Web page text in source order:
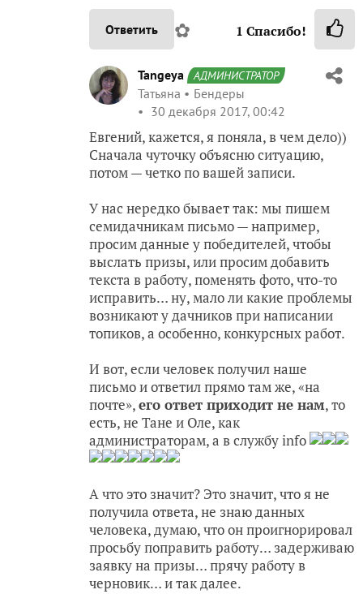
Ответить ✿ 1 Спасибо!
Tangeya АДМИНИСТРАТОР
Татьяна
Бендеры
30 декабря 2017, 00:42
Евгений, кажется, я поняла, в чем дело))
Сначала чуточку объясню ситуацию,
потом — четко по вашей записи.
У нас нередко бывает так: мы пишем
семидачникам письмо — например,
просим данные у победителей, чтобы
выслать призы, или просим добавить
текста в работу, поменять фото, что-то
исправить… ну, мало ли какие проблемы
возникают у дачников при написании
топиков, а особенно, конкурсных работ.
И вот, если человек получил наше
письмо и ответил прямо там же, «на
почте»,его ответ приходит не нам, то
есть, не Тане и Оле, как
администраторам, а в службу info
А что это значит? Это значит, что я не
получила ответа, не знаю данных
человека, думаю, что он проигнорировал
просьбу поправить работу… задерживаю
заявку на призы… прячу работу в
черновик… и так далее.